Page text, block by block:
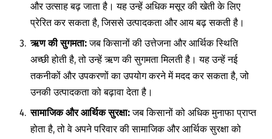
और उत्साह बढ़ जाता है। यह उन्हें अधिक मसूर की खेती के लिए
प्रेरित कर सकता है, जिससे उत्पादकता और आय बढ़ सकती है।
ऋण की सुगमता:जब किसानों की उत्तेजना और आर्थिक स्थिति
अच्छी होती है, तो उन्हें ऋण की सुगमता मिलती है। यह उन्हें नई
तकनीकों और उपकरणों का उपयोग करने में मदद कर सकता है, जो
उनकी उत्पादकता को बढ़ावा देता है।
सामाजिक और आर्थिक सुरक्षा:जब किसानों को अधिक मुनाफा प्राप्त
होता है, तो वे अपने परिवार की सामाजिक और आर्थिक सुरक्षा को